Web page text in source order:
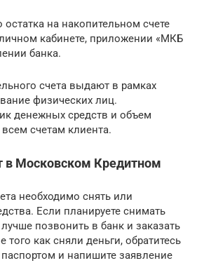
на накопительном счете
кабинете, приложении «МКБ
банка.
счета выдают в рамках
физических лиц.
денежных средств и объем
счетам клиента.
в Московском Кредитном
необходимо снять или
Если планируете снимать
позвонить в банк и заказать
как сняли деньги, обратитесь
и напишите заявление